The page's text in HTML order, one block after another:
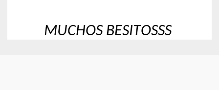
MUCHOS BESITOSSS